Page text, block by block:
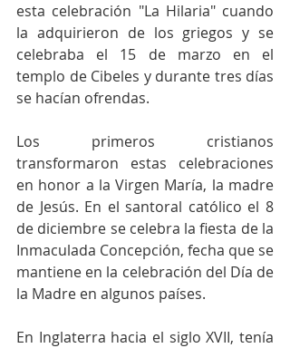
esta celebración "La Hilaria" cuando
la adquirieron de los griegos y se
celebraba el 15 de marzo en el
templo de Cibeles y durante tres días
se hacían ofrendas.
Los primeros cristianos
transformaron estas celebraciones
en honor a la Virgen María, la madre
de Jesús. En el santoral católico el 8
de diciembre se celebra la fiesta de la
Inmaculada Concepción, fecha que se
mantiene en la celebración del Día de
la Madre en algunos países.
En Inglaterra hacia el siglo XVII, tenía